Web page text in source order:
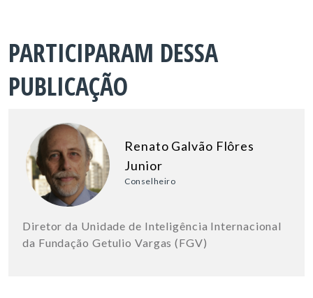
PARTICIPARAM DESSA
PUBLICAÇÃO
Renato Galvão Flôres
Junior
Conselheiro
Diretor da Unidade de Inteligência Internacional
da Fundação Getulio Vargas (FGV)